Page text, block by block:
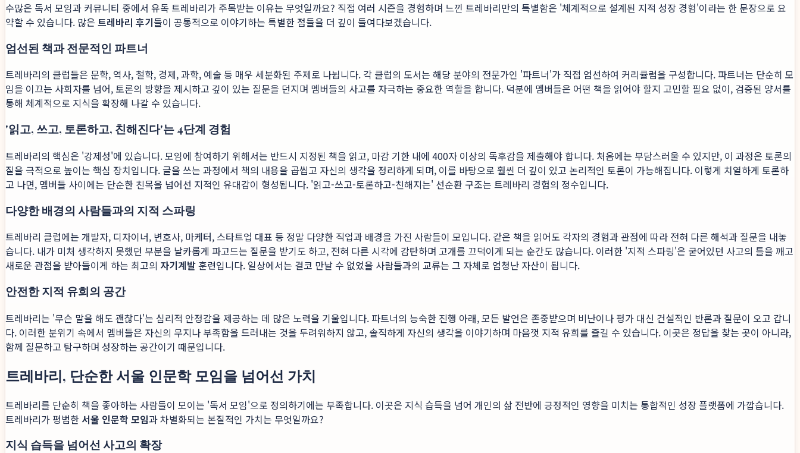
수많은 독서 모임과 커뮤니티 중에서 유독 트레바리가 주목받는 이유는 무엇일까요? 직접 여러 시즌을 경험하며 느낀 트레바리만의 특별함은 '체계적으로 설계된 지적 성장 경험'이라는 한 문장으로 요
약할 수 있습니다. 많은 트레바리 후기들이 공통적으로 이야기하는 특별한 점들을 더 깊이 들여다보겠습니다.
엄선된 책과 전문적인 파트너
트레바리의 클럽들은 문학, 역사, 철학, 경제, 과학, 예술 등 매우 세분화된 주제로 나뉩니다. 각 클럽의 도서는 해당 분야의 전문가인 '파트너'가 직접 엄선하여 커리큘럼을 구성합니다. 파트너는 단순히 모
임을 이끄는 사회자를 넘어, 토론의 방향을 제시하고 깊이 있는 질문을 던지며 멤버들의 사고를 자극하는 중요한 역할을 합니다. 덕분에 멤버들은 어떤 책을 읽어야 할지 고민할 필요 없이, 검증된 양서를
통해 체계적으로 지식을 확장해 나갈 수 있습니다.
'읽고, 쓰고, 토론하고, 친해진다'는 4단계 경험
트레바리의 핵심은 '강제성'에 있습니다. 모임에 참여하기 위해서는 반드시 지정된 책을 읽고, 마감 기한 내에 400자 이상의 독후감을 제출해야 합니다. 처음에는 부담스러울 수 있지만, 이 과정은 토론의
질을 극적으로 높이는 핵심 장치입니다. 글을 쓰는 과정에서 책의 내용을 곱씹고 자신의 생각을 정리하게 되며, 이를 바탕으로 훨씬 더 깊이 있고 논리적인 토론이 가능해집니다. 이렇게 치열하게 토론하
고 나면, 멤버들 사이에는 단순한 친목을 넘어선 지적인 유대감이 형성됩니다. '읽고-쓰고-토론하고-친해지는' 선순환 구조는 트레바리 경험의 정수입니다.
다양한 배경의 사람들과의 지적 스파링
트레바리 클럽에는 개발자, 디자이너, 변호사, 마케터, 스타트업 대표 등 정말 다양한 직업과 배경을 가진 사람들이 모입니다. 같은 책을 읽어도 각자의 경험과 관점에 따라 전혀 다른 해석과 질문을 내놓
습니다. 내가 미처 생각하지 못했던 부분을 날카롭게 파고드는 질문을 받기도 하고, 전혀 다른 시각에 감탄하며 고개를 끄덕이게 되는 순간도 많습니다. 이러한 '지적 스파링'은 굳어있던 사고의 틀을 깨고
새로운 관점을 받아들이게 하는 최고의 자기계발훈련입니다. 일상에서는 결코 만날 수 없었을 사람들과의 교류는 그 자체로 엄청난 자산이 됩니다.
안전한 지적 유희의 공간
트레바리는 '무슨 말을 해도 괜찮다'는 심리적 안정감을 제공하는 데 많은 노력을 기울입니다. 파트너의 능숙한 진행 아래, 모든 발언은 존중받으며 비난이나 평가 대신 건설적인 반론과 질문이 오고 갑니
다. 이러한 분위기 속에서 멤버들은 자신의 무지나 부족함을 드러내는 것을 두려워하지 않고, 솔직하게 자신의 생각을 이야기하며 마음껏 지적 유희를 즐길 수 있습니다. 이곳은 정답을 찾는 곳이 아니라,
함께 질문하고 탐구하며 성장하는 공간이기 때문입니다.
트레바리, 단순한 서울 인문학 모임을 넘어선 가치
트레바리를 단순히 책을 좋아하는 사람들이 모이는 '독서 모임'으로 정의하기에는 부족합니다. 이곳은 지식 습득을 넘어 개인의 삶 전반에 긍정적인 영향을 미치는 통합적인 성장 플랫폼에 가깝습니다.
트레바리가 평범한 서울 인문학 모임과 차별화되는 본질적인 가치는 무엇일까요?
지식 습득을 넘어선 사고의 확장